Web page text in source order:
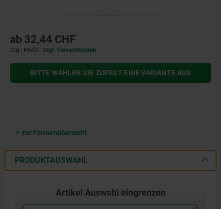
ab 32,44 CHF
zzgl. MwSt. zzgl. Versandkosten
BITTE WÄHLEN SIE ZUERST EINE VARIANTE AUS
zur Formenübersicht
PRODUKTAUSWAHL
Artikel Auswahl eingrenzen